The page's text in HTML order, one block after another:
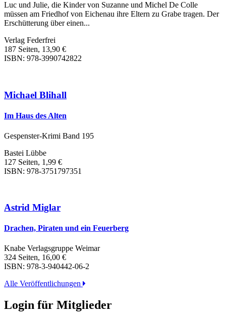
Luc und Julie, die Kinder von Suzanne und Michel De Colle
müssen am Friedhof von Eichenau ihre Eltern zu Grabe tragen. Der
Erschütterung über einen...
Verlag Federfrei
187 Seiten, 13,90 €
ISBN: 978-3990742822
Michael Blihall
Im Haus des Alten
Gespenster-Krimi Band 195
Bastei Lübbe
127 Seiten, 1,99 €
ISBN: 978-3751797351
Astrid Miglar
Drachen, Piraten und ein Feuerberg
Knabe Verlagsgruppe Weimar
324 Seiten, 16,00 €
ISBN: 978-3-940442-06-2
Alle Veröffentlichungen
Login für Mitglieder